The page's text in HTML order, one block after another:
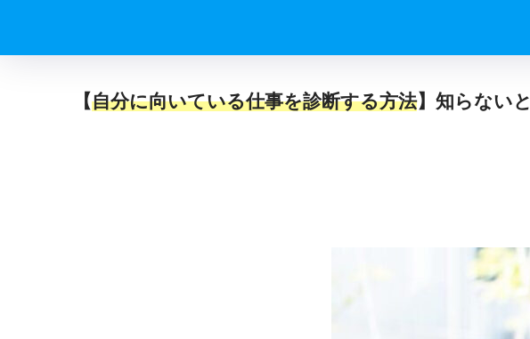
【自分に向いている仕事を診断する方法】知らないと